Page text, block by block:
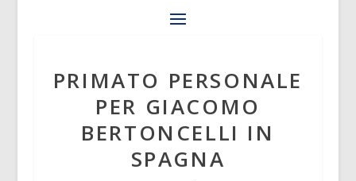
PRIMATO PERSONALE
PER GIACOMO
BERTONCELLI IN
SPAGNA